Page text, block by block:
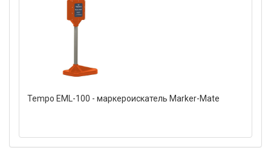
Tempo EML-100 - маркероискатель Marker-Mate